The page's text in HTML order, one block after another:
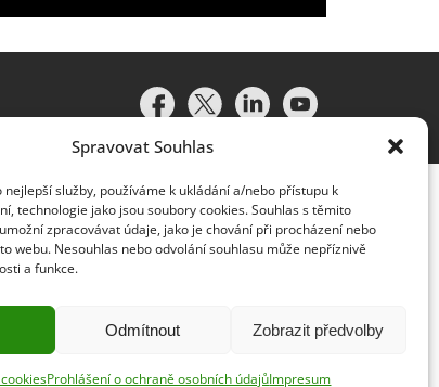
Spravovat Souhlas
nejlepší služby, používáme k ukládání a/nebo přístupu k
technologie jako jsou soubory cookies. Souhlas s těmito
zpracovávat údaje, jako je chování při procházení nebo
webu. Nesouhlas nebo odvolání souhlasu může nepříznivě
a funkce.
Odmítnout Zobrazit předvolby
Prohlášení o ochraně osobních údajůImpresum
(souhrnně „organizace Deloitte“). Společnost
subjektem, který není oprávněn zavazovat nebo
a přidružený subjekt nese odpovědnost pouze
Více informací najdete na adrese